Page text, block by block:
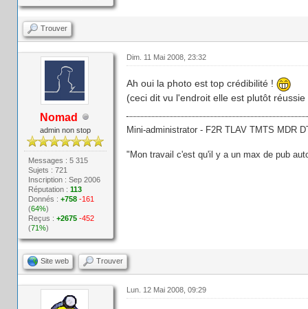
Trouver
Nomad
admin non stop
Messages : 5 315
Sujets : 721
Inscription : Sep 2006
Réputation :113
Donnés :+758 -161
(64%)
Reçus :+2675 -452
(71%)
Dim. 11 Mai 2008, 23:32
Ah oui la photo est top crédibilité !
(ceci dit vu l'endroit elle est plutôt
Mini-administrator - F2R TLAV TMTS MDR
"Mon travail c'est qu'il y a un max de pub
Site web Trouver
Lun. 12 Mai 2008, 09:29